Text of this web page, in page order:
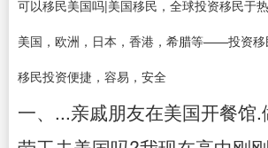
可以移民美国吗|美国移民，全球投资移民于
美国，欧洲，日本，香港，希腊等——投资移
移民投资便捷，容易，安全
一、...亲戚朋友在美国开餐馆